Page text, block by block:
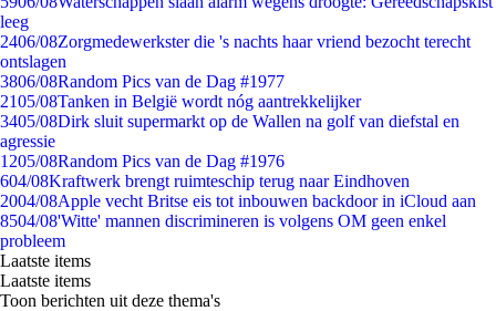
leeg
2406/08Zorgmedewerkster die 's nachts haar vriend bezocht terecht
ontslagen
3806/08Random Pics van de Dag #1977
2105/08Tanken in België wordt nóg aantrekkelijker
3405/08Dirk sluit supermarkt op de Wallen na golf van diefstal en
agressie
1205/08Random Pics van de Dag #1976
604/08Kraftwerk brengt ruimteschip terug naar Eindhoven
2004/08Apple vecht Britse eis tot inbouwen backdoor in iCloud aan
8504/08'Witte' mannen discrimineren is volgens OM geen enkel
probleem
Laatste items
Laatste items
Toon berichten uit deze thema's